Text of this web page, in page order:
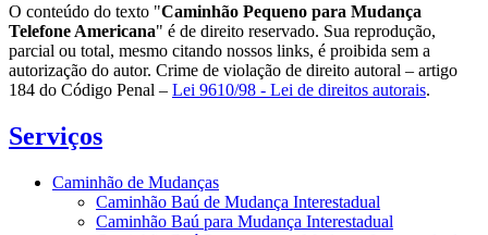
O conteúdo do texto "Caminhão Pequeno para Mudança
Telefone Americana" é de direito reservado. Sua reprodução,
parcial ou total, mesmo citando nossos links, é proibida sem a
autorização do autor. Crime de violação de direito autoral – artigo
184 do Código Penal – Lei 9610/98 - Lei de direitos autorais.
Serviços
Caminhão de Mudanças
Caminhão Baú de Mudança Interestadual
Caminhão Baú para Mudança Interestadual